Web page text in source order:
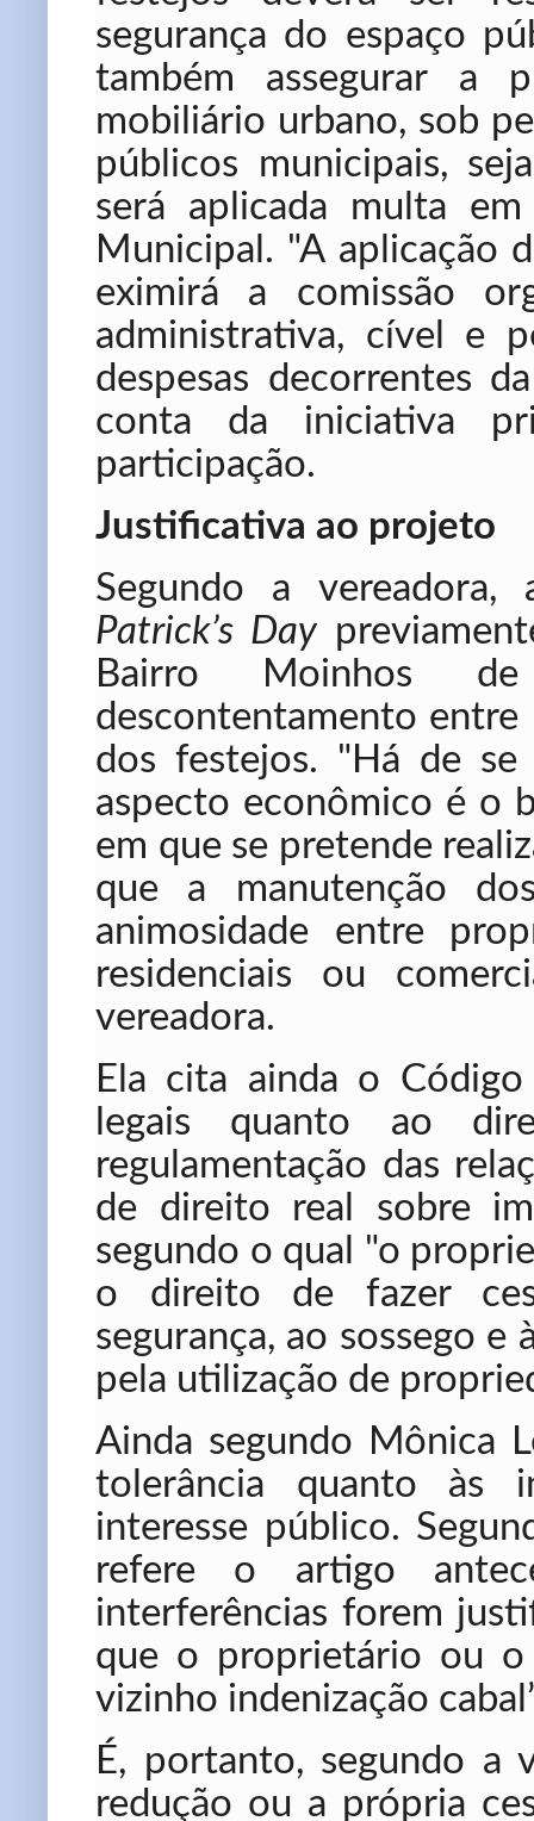
segurança do espaço
também assegurar a
mobiliário urbano, sob
públicos municipais,
será aplicada multa
Municipal. "A aplicação
eximirá a comissão
administrativa, cível e
despesas decorrentes
conta da iniciativa
participação.
Justificativa ao projeto
Segundo a
Patrick’s Day
Bairro Moinhos
descontentamento entre
dos festejos. "H á de se
aspecto econômico é o
em que se pretende
que a manutenção
animosidade entre
residenciais ou
vereadora.
Ela cita ainda o
legais quanto ao
regulamentação das
de direito real sobre
segundo o qual "o
o direito de fazer
segurança, ao sossego e
pela utilização de
Ainda segundo Mônica
tolerância quanto às
interesse público.
refere o artigo
interferências forem
que o proprietário ou o
vizinho indenização
É, portanto, segundo a
redução ou a própria